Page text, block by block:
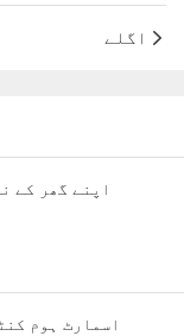
اگلے
اپنے گھر کے
اسمارٹ ہوم